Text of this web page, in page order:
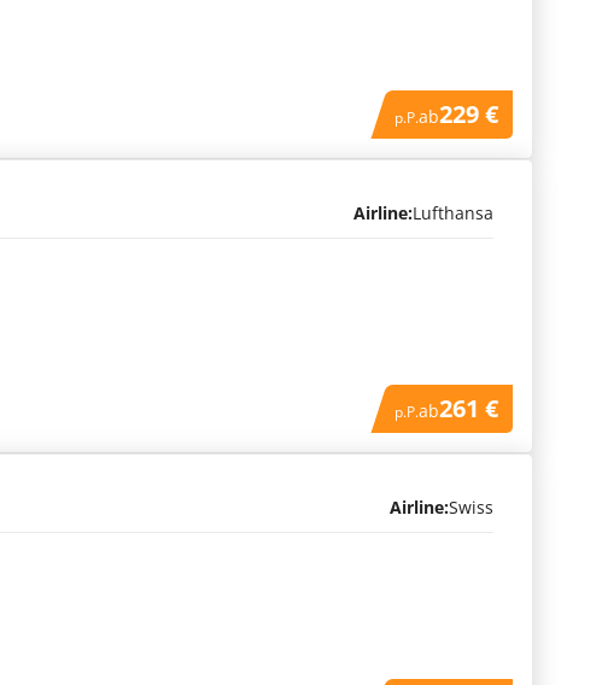
p.P.ab229 €
Airline:Lufthansa
p.P.ab261 €
Airline:Swiss